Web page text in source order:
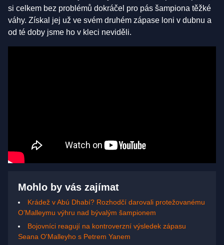
si celkem bez problémů dokráčel pro pás šampiona těžké
váhy. Získal jej už ve svém druhém zápase loni v dubnu a
od té doby jsme ho v kleci neviděli.
Mohlo by vás zajímat
Krádež v Abú Dhabí? Rozhodčí darovali protežovanému
O’Malleymu výhru nad bývalým šampionem
Bojovníci reagují na kontroverzní výsledek zápasu
Seana O'Malleyho s Petrem Yanem